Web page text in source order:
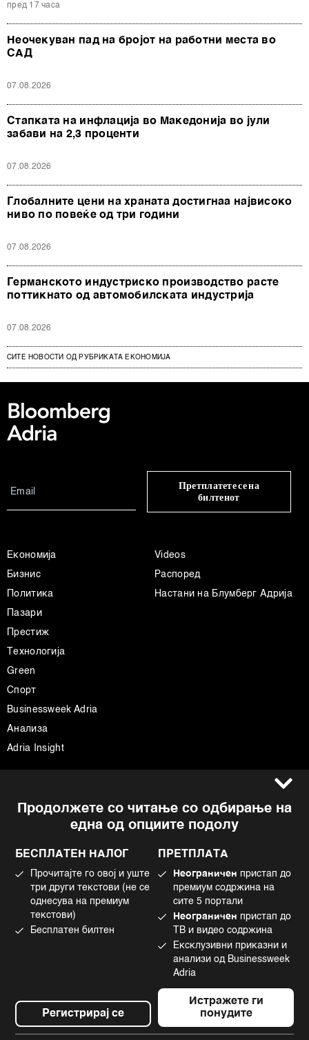
пред 17 часа
Неочекуван пад на бројот на работни места во
САД
07.08.2026
Стапката на инфлација во Македонија во јули
забави на 2,3 проценти
07.08.2026
Глобалните цени на храната достигнаа највисоко
ниво по повеќе од три години
07.08.2026
Германското индустриско производство расте
поттикнато од автомобилската индустрија
07.08.2026
СИТЕ НОВОСТИ ОД РУБРИКАТА ЕКОНОМИЈА
Продолжете со читање со одбирање на
една од опциите подолу
БЕСПЛАТЕН НАЛОГ
Прочитајте го овој и уште
три други текстови (не се
однесува на премиум
текстови)
Бесплатен билтен
Регистрирај се
ПРЕТПЛАТА
Неограничен пристап до
премиум содржина на
сите 5 портали
Неограничен пристап до
ТВ и видео содржина
Ексклузивни приказни и
анализи од Businessweek
Adria
Истражете ги
понудите
Претплатете се на
билтенот
Економија
Бизнис
Политика
Пазари
Престиж
Технологија
Green
Спорт
Businessweek Adria
Анализа
Adria Insight
Videos
Распоред
Настани на Блумберг Адрија
Импресум
Политика на приватност
Употреба на вештачка интелигенција
Facebook
Instagram
Tiktok
©2022 - 2026 Bloomberg L.P. All Rights Reserved. BLOOMBERG and the
BLOOMBERG logo are registered trademarks and service marks of
Bloomberg Finance L.P. or its subsidiaries, displayed with permission
Bloomberg Adria is a Mtel Swiss SA Property
News CMS by Cubes